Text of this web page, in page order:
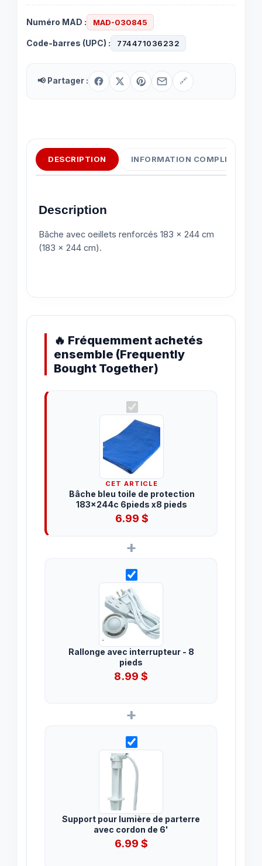
Numéro MAD : MAD-030845
Code-barres (UPC) : 774471036232
📢 Partager : 🔗
DESCRIPTION INFORMATION
Description
Bâche avec oeillets renforcés 183 x 244 cm
(183 x 244 cm).
🔥 Fréquemment achetés
ensemble (Frequently
Bought Together)
CET ARTICLE
Bâche bleu toile de protection
183x244c 6pieds x8 pieds
6.99 $
+
Rallonge avec interrupteur - 8
pieds
8.99 $
+
Support pour lumière de parterre
avec cordon de 6'
6.99 $